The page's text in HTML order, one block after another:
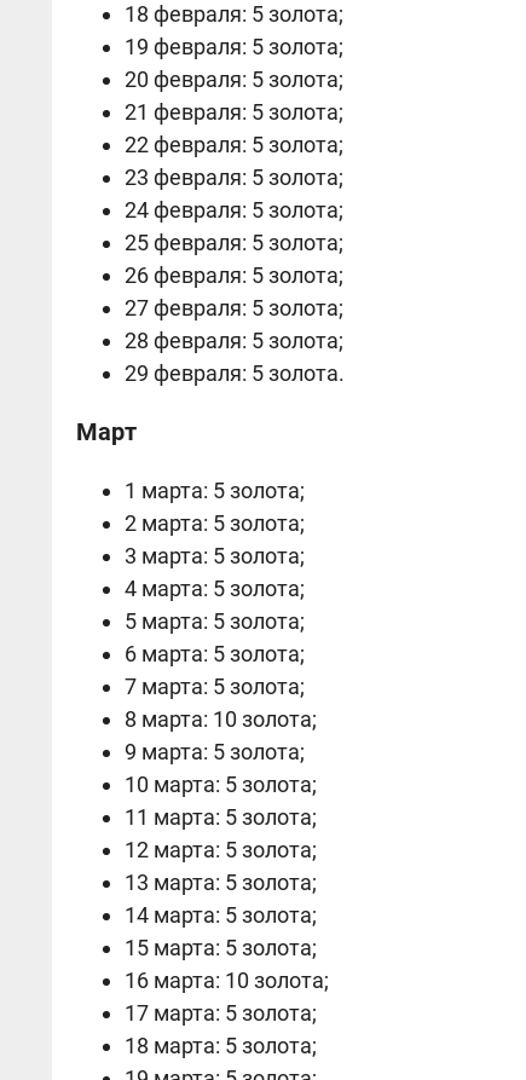
18 февраля: 5 золота;
19 февраля: 5 золота;
20 февраля: 5 золота;
21 февраля: 5 золота;
22 февраля: 5 золота;
23 февраля: 5 золота;
24 февраля: 5 золота;
25 февраля: 5 золота;
26 февраля: 5 золота;
27 февраля: 5 золота;
28 февраля: 5 золота;
29 февраля: 5 золота.
Март
1 марта: 5 золота;
2 марта: 5 золота;
3 марта: 5 золота;
4 марта: 5 золота;
5 марта: 5 золота;
6 марта: 5 золота;
7 марта: 5 золота;
8 марта: 10 золота;
9 марта: 5 золота;
10 марта: 5 золота;
11 марта: 5 золота;
12 марта: 5 золота;
13 марта: 5 золота;
14 марта: 5 золота;
15 марта: 5 золота;
16 марта: 10 золота;
17 марта: 5 золота;
18 марта: 5 золота;